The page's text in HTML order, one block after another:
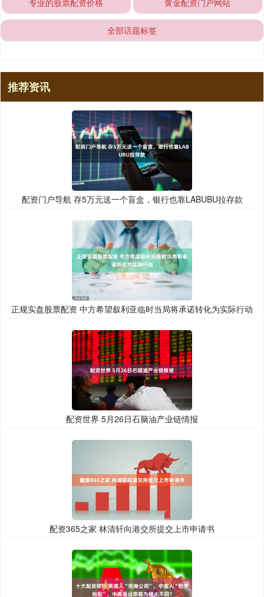
专业的股票配资价格 黄金配资门户网站
全部话题标签
推荐资讯
配资门户导航 存5万元送一个盲盒，银行也靠LABUBU拉存款
正规实盘股票配资 中方希望叙利亚临时当局将承诺转化为实际行动
配资世界 5月26日石脑油产业链情报
配资365之家 林清轩向港交所提交上市申请书